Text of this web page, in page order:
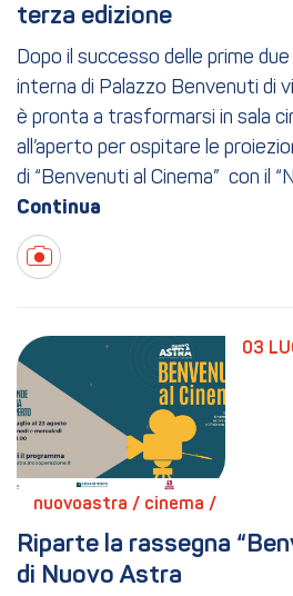
terza edizione
Dopo il successo delle prime
interna di Palazzo Benvenuti di
è pronta a trasformarsi in sala
all’aperto per ospitare le
di “Benvenuti al Cinema” con il
03
nuovoastra / cinema /
Riparte la rassegna
di Nuovo Astra